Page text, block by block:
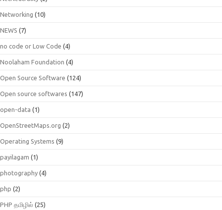
Networking (10)
NEWS (7)
no code or Low Code (4)
Noolaham Foundation (4)
Open Source Software (124)
Open source softwares (147)
open-data (1)
OpenStreetMaps.org (2)
Operating Systems (9)
payilagam (1)
photography (4)
php (2)
PHP தமிழில் (25)